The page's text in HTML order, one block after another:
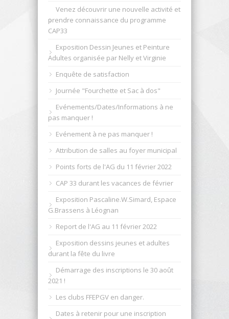
Venez découvrir une nouvelle activité et
prendre connaissance du programme
CAP33
Exposition Dessin Jeunes et Peinture
Adultes organisée par Nelly et Virginie
Enquête de satisfaction
Journée "Fourchette et Sac à dos"
Evénements/Dates/Informations à ne
pas manquer !
Evénement à ne pas manquer !
Attribution de salles au foyer municipal
Points forts de l'AG du 11 février 2022
CAP 33 durant les vacances de février
Exposition Pascaline.W.Simard, Espace
G.Brassens à Léognan
Report de l'AG au 11 février 2022
Exposition dessins jeunes et adultes
durant la fête du livre
Démarrage des inscriptions le 30 août
2021 !
Les clubs FFEPGV en danger.
Dates à retenir pour une inscription